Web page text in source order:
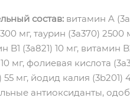
состав: витамин A
300 мг, таурин (3a370)
B1 (3a821) 10 мг, витамин
10 мг, фолиевая кислота
55 мг, йодид калия (3b201)
антиоксиданты,